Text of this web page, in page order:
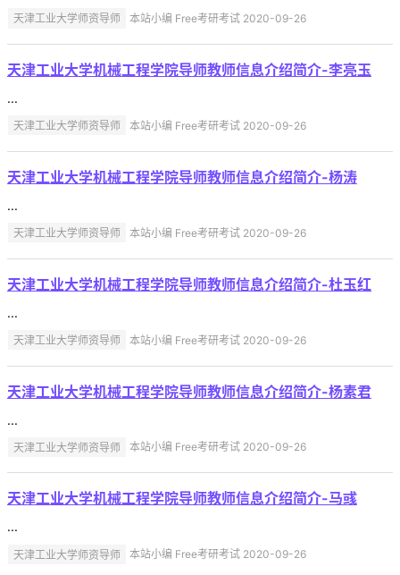
天津工业大学师资导师 本站小编 Free考研考试 2020-09-26
天津工业大学机械工程学院导师教师信息介绍简介-李亮玉
...
天津工业大学师资导师 本站小编 Free考研考试 2020-09-26
天津工业大学机械工程学院导师教师信息介绍简介-杨涛
...
天津工业大学师资导师 本站小编 Free考研考试 2020-09-26
天津工业大学机械工程学院导师教师信息介绍简介-杜玉红
...
天津工业大学师资导师 本站小编 Free考研考试 2020-09-26
天津工业大学机械工程学院导师教师信息介绍简介-杨素君
...
天津工业大学师资导师 本站小编 Free考研考试 2020-09-26
天津工业大学机械工程学院导师教师信息介绍简介-马彧
...
天津工业大学师资导师 本站小编 Free考研考试 2020-09-26